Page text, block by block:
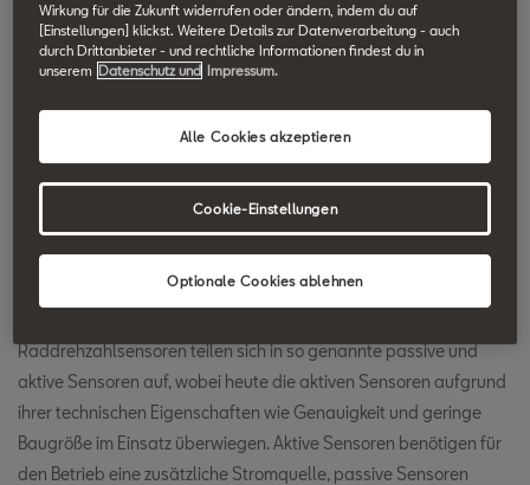
Raddrehzahlsensoren messen die Drehzahl der Räder bzw. einen
pro Zeiteinheit zurückgelegten Weg oder Winkel. Mit den
unterschiedlichsten Systeme. So ist die Wirkungsweise sowohl
von Antiblockiersystem (ABS) wie auch Antriebsschlupfregelung
(ASR) und elektronischem Stabilitätskontrolle (ESC) von den
Informationen über die Raddrehzahl abhängig. Auch
Navigationssysteme profitieren von den Signalen dieser
Sensoren. Sie errechnen daraus die zurückgelegte Wegstrecke.
Raddrehzahlsensoren teilen sich in so genannte passive und
aktive Sensoren auf, wobei heute die aktiven Sensoren aufgrund
ihrer technischen Eigenschaften wie Genauigkeit und geringe
Baugröße im Einsatz überwiegen. Aktive Sensoren benötigen für
den Betrieb eine zusätzliche Stromquelle, passive Sensoren
Wirkung für die Zukunft widerrufen oder ändern, indem du auf
[Einstellungen] klickst. Weitere Details zur Datenverarbeitung - auch
durch Drittanbieter - und rechtliche Informationen findest du in
unserem
Datenschutz und Impressum.
Optionale Cookies ablehnen
Alle Cookies akzeptieren
Cookie-Einstellungen